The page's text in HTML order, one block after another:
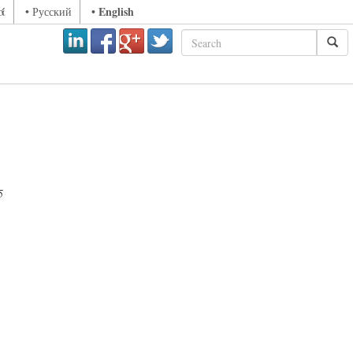
• Русский • English